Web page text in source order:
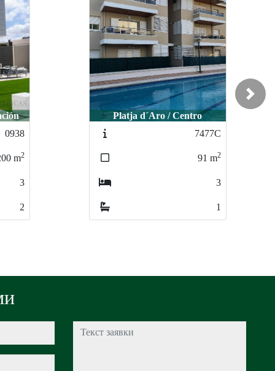
91 m2
3
1
Castell-Platja d´Aro / Centro
7472
121m2
3
2
Next
Текст заявки